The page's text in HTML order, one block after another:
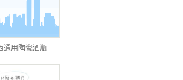
通用陶瓷酒瓶